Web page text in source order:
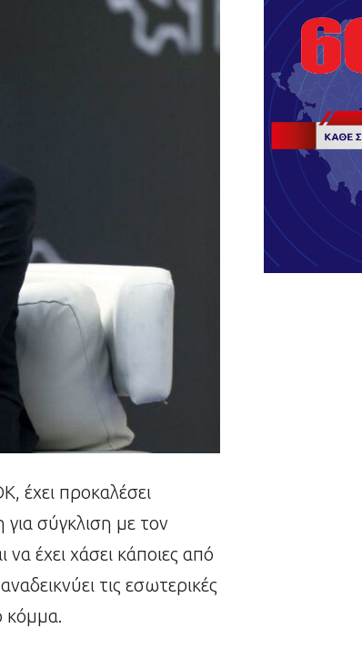
έχει προκαλέσει
σύγκλιση με τον
έχει χάσει κάποιες από
τις εσωτερικές
κόμμα.